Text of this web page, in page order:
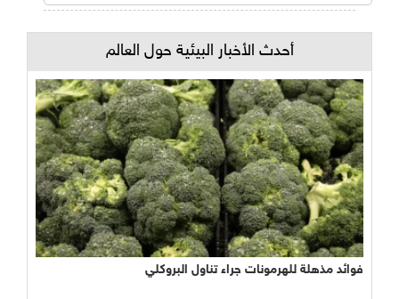
أحدث الأخبار البيئية حول العالم
فوائد مذهلة للهرمونات جراء تناول البروكلي